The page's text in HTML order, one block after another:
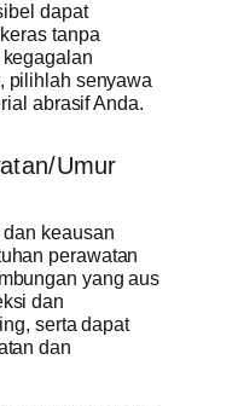
dapat
tanpa
pilihlah senyawa
abrasif Anda.
Umur
keausan
perawatan
yang aus
dan
serta dapat
dan